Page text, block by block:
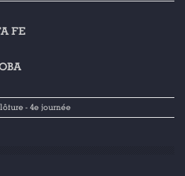
FE
- 4e journée